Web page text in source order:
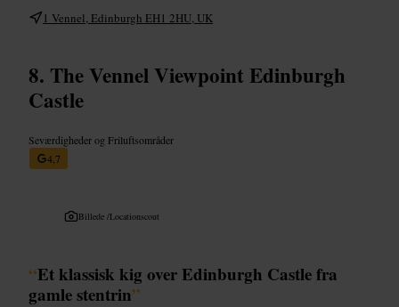
1 Vennel, Edinburgh EH1 2HU, UK
The Vennel Viewpoint Edinburgh
Castle
Seværdigheder og Friluftsområder
4,7
Billede /Locationscout
“Et klassisk kig over Edinburgh Castle fra
gamle stentrin”